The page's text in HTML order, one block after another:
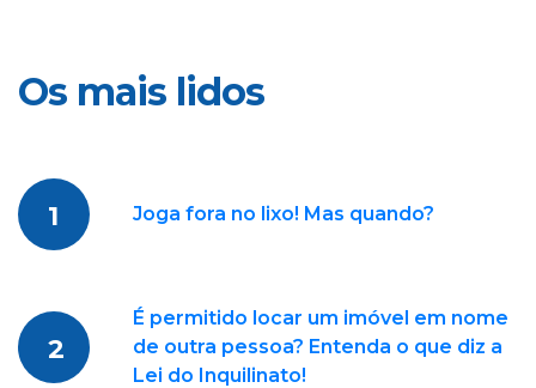
Os mais lidos
1 Joga fora no lixo! Mas quando?
2
É permitido locar um imóvel em nome
de outra pessoa? Entenda o que diz a
Lei do Inquilinato!